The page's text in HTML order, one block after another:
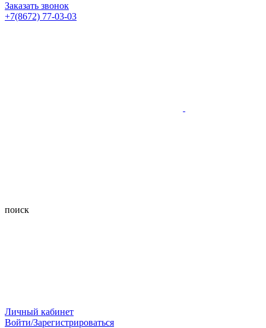
Заказать звонок
+7(8672) 77-03-03
поиск
Личный кабинет
Войти/Зарегистрироваться